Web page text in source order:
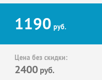
1190 руб.
Цена без скидки:
2400 руб.